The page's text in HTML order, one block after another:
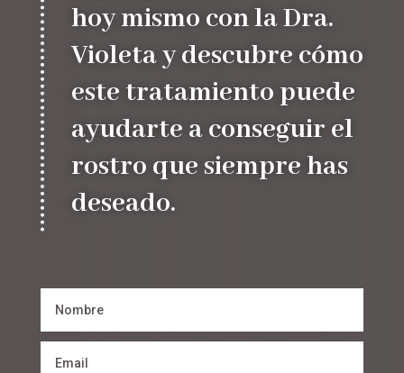
hoy mismo con la Dra.
Violeta y descubre cómo
este tratamiento puede
ayudarte a conseguir el
rostro que siempre has
deseado.